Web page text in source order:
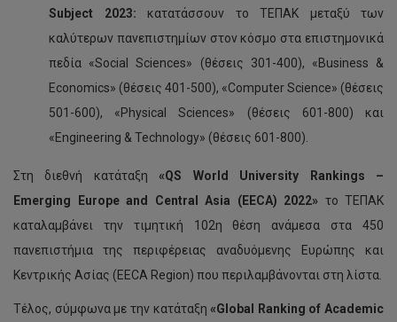
Subject 2023: κατατάσσουν το ΤΕΠΑΚ μεταξύ των
καλύτερων πανεπιστημίων στον κόσμο στα επιστημονικά
πεδία «Social Sciences» (θέσεις 301-400), «Business &
Economics» (θέσεις 401-500), «Computer Science» (θέσεις
501-600), «Physical Sciences» (θέσεις 601-800) και
«Engineering & Technology» (θέσεις 601-800).
Στη διεθνή κατάταξη«QS World University Rankings –
Emerging Europe and Central Asia (EECA) 2022» το ΤΕΠΑΚ
καταλαμβάνει την τιμητική 102η θέση ανάμεσα στα 450
πανεπιστήμια της περιφέρειας αναδυόμενης Ευρώπης και
Κεντρικής Ασίας (EECA Region) που περιλαμβάνονται στη λίστα.
Τέλος, σύμφωνα με την κατάταξη«Global Ranking of Academic